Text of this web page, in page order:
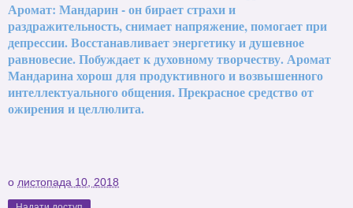
Аромат: Мандарин - он бирает страхи и
раздражительность, снимает напряжение, помогает при
депрессии. Восстанавливает энергетику и душевное
равновесие. Побуждает к духовному творчеству. Аромат
Мандарина хорош для продуктивного и возвышенного
интеллектуального общения. Прекрасное средство от
ожирения и целлюлита.
о листопада 10, 2018